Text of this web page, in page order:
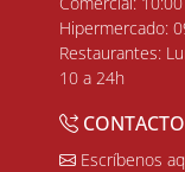
Hipermercado:
Restaurantes:
10 a 24h
CONTACTO
Escríbenos